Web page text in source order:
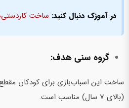
در آموزک دنبال کنید: ساخت
گروه سنی هدف:
ساخت این اسباب‌بازی برای کودکان
(بالای 7 سال) مناسب است.